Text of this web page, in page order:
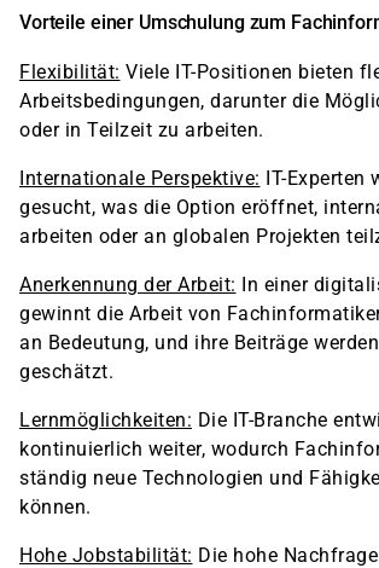
Vorteile einer Umschulung zum
Flexibilität: Viele IT-Positionen bieten
Arbeitsbedingungen, darunter die
oder in Teilzeit zu arbeiten.
Internationale Perspektive: IT-Experten
gesucht, was die Option eröffnet,
arbeiten oder an globalen Projekten
Anerkennung der Arbeit: In einer
gewinnt die Arbeit von
an Bedeutung, und ihre Beiträge
geschätzt.
Lernmöglichkeiten: Die IT-Branche
kontinuierlich weiter, wodurch
ständig neue Technologien und
können.
Hohe Jobstabilität: Die hohe